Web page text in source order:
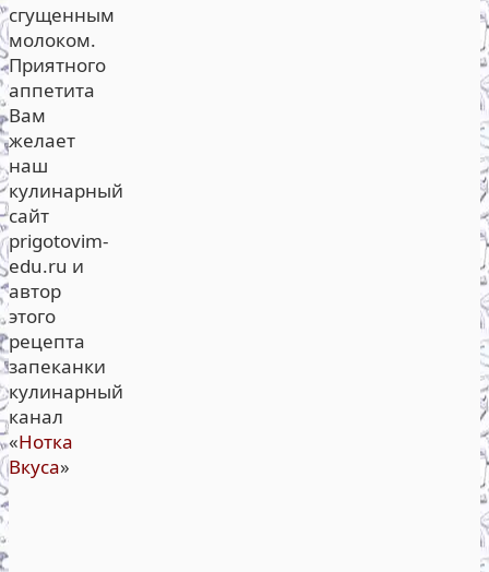
сгущенным
молоком.
Приятного
аппетита
Вам
желает
наш
кулинарный
сайт
prigotovim-
edu.ru и
автор
этого
рецепта
запеканки
кулинарный
канал
«Нотка
Вкуса»